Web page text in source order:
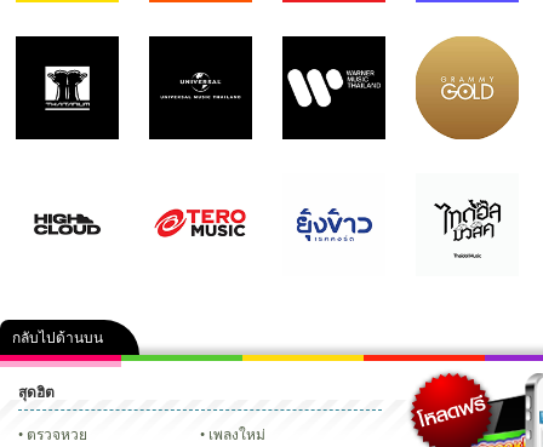
กลับไปด้านบน
คลิป ภาพ ปฏิทิน 2556 เฟซบุ๊ก ทวิ
Glitter
สุดฮิต
ตรวจหวย
เพลงใหม่